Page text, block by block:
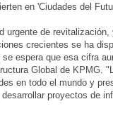
en 'Ciudades del
urgente de
crecientes se ha
espera que esa cifra
Global de KPMG.
en todo el mundo y
proyectos de